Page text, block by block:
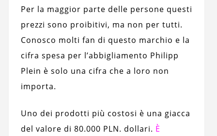
Per la maggior parte delle persone questi
prezzi sono proibitivi, ma non per tutti.
Conosco molti fan di questo marchio e la
cifra spesa per l’abbigliamento Philipp
Plein è solo una cifra che a loro non
importa.
Uno dei prodotti più costosi è una giacca
del valore di 80.000 PLN. dollari. È